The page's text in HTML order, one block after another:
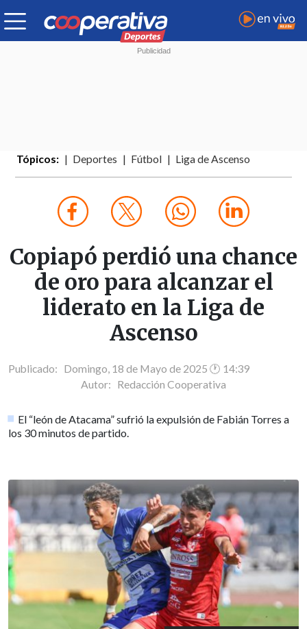
Tópicos: Deportes Fútbol Liga de Ascenso
Copiapó perdió una chance
de oro para alcanzar el
liderato en la Liga de
Ascenso
Publicado: Domingo, 18 de Mayo de 2025 🕐 14:39
Autor: Redacción Cooperativa
El “león de Atacama” sufrió la expulsión de Fabián Torres a
los 30 minutos de partido.